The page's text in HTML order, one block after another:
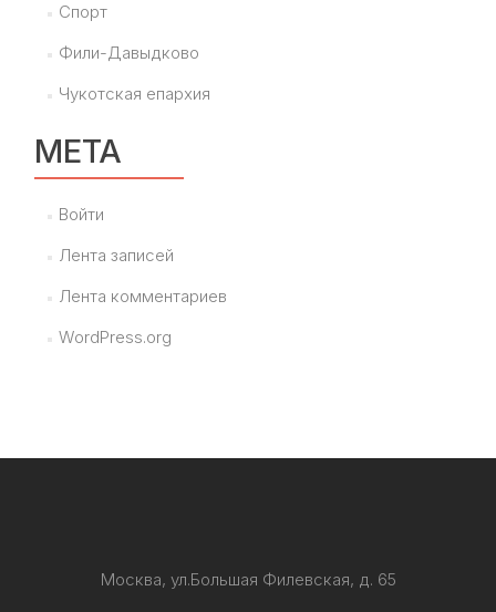
Спорт
Фили-Давыдково
Чукотская епархия
МЕТА
Войти
Лента записей
Лента комментариев
WordPress.org
Москва, ул.Большая Филевская, д. 65